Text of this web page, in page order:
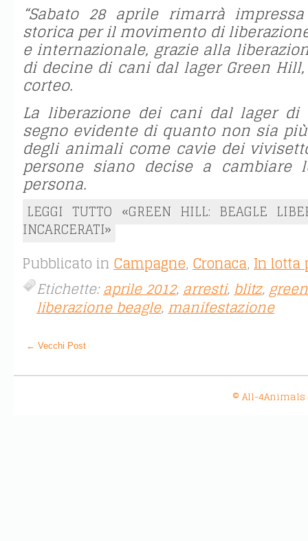
“Sabato 28 aprile rimarrà
storica per il movimento di
e internazionale, grazie alla
di decine di cani dal lager Green
corteo.
La liberazione dei cani dal lager
segno evidente di quanto non sia
degli animali come cavie dei
persone siano decise a
persona.
LEGGI TUTTO «GREEN HILL: BEAGLE
INCARCERATI»
Pubblicato in Campagne, Cronaca, In lotta
Etichette:aprile 2012,arresti,blitz,
liberazione beagle,manifestazione
← Vecchi Post
© All-